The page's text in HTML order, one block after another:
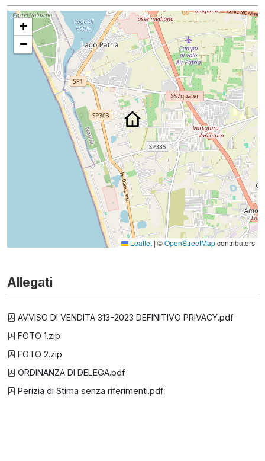
+
−
Leaflet | ©OpenStreetMapcontributors
Allegati
AVVISO DI VENDITA 313-2023 DEFINITIVO PRIVACY.pdf
FOTO 1.zip
FOTO 2.zip
ORDINANZA DI DELEGA.pdf
Perizia di Stima senza riferimenti.pdf